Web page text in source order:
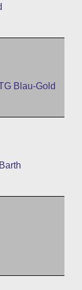
Blau-Gold